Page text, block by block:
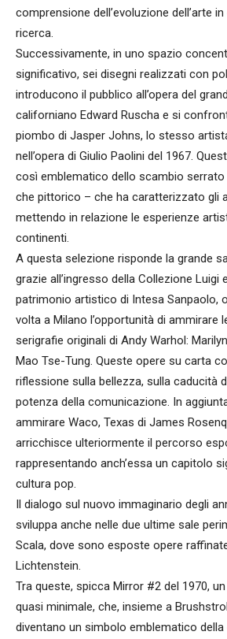
comprensione dell’evoluzione dell’arte
ricerca.
Successivamente, in uno spazio
significativo, sei disegni realizzati con
introducono il pubblico all’opera del
californiano Edward Ruscha e si
piombo di Jasper Johns, lo stesso
nell’opera di Giulio Paolini del 1967.
così emblematico dello scambio
che pittorico – che ha caratterizzato gli
mettendo in relazione le esperienze
continenti.
A questa selezione risponde la grande
grazie all’ingresso della Collezione Luigi
patrimonio artistico di Intesa Sanpaolo,
volta a Milano l’opportunità di ammirare
serigrafie originali di Andy Warhol:
Mao Tse-Tung. Queste opere su carta
riflessione sulla bellezza, sulla caducità
potenza della comunicazione. In
ammirare Waco, Texas di James
arricchisce ulteriormente il percorso
rappresentando anch’essa un capitolo
cultura pop.
Il dialogo sul nuovo immaginario degli
sviluppa anche nelle due ultime sale
Scala, dove sono esposte opere
Lichtenstein.
Tra queste, spicca Mirror #2 del 1970,
quasi minimale, che, insieme a
diventano un simbolo emblematico della